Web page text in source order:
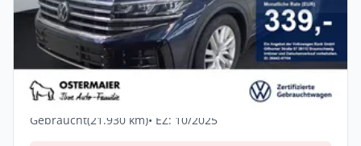
Privat & Gewerbe Neu
Volkswagen Touareg ELEGANCE 231PS
NP.92T ACC.AHK.KAMERA.NAV
Diesel •Automatik •
Gebraucht(21.930 km)• EZ: 10/2025